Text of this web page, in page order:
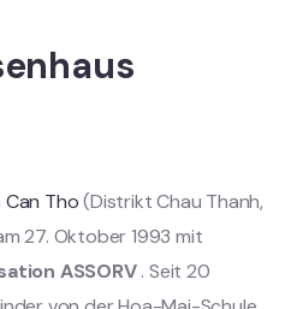
Can Tho(Distrikt Chau Thanh,
27. Oktober 1993 mit
ASSORV. Seit 20